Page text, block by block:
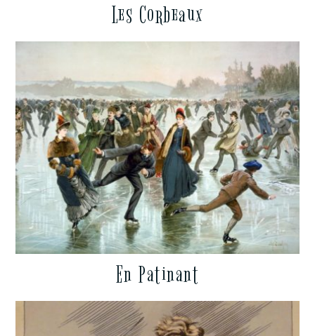
Les Corbeaux
En Patinant